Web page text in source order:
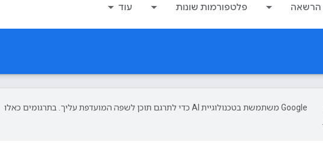
הרשאה פלטפורמות שונות עוד
‫Google משתמשת בטכנולוגיית AI כדי לתרגם תוכן לשפה המועדפת עליך. בתרגומים כאלו